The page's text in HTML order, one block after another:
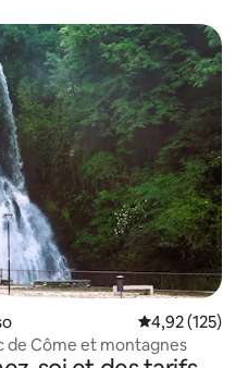
Évaluation
4,92 (125)
de Côme et montagnes